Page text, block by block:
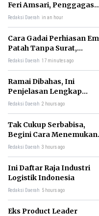
Feri Amsari, Penggagas
Kabinet Bayangan
Redaksi Daerah in an hour
Cara Gadai Perhiasan
Patah Tanpa Surat,
Ternyata Tetap Bisa!
Redaksi Daerah 17 minutes ago
Ramai Dibahas, Ini
Penjelasan Lengkap
tentang Konsep Kabinet
Redaksi Daerah 2 hours ago
Tak Cukup Serbabisa,
Begini Cara Menemukan
'Spike' agar CV Dilirik HR
Redaksi Daerah 3 hours ago
Ini Daftar Raja Industri
Logistik Indonesia
Redaksi Daerah 5 hours ago
Eks Product Leader